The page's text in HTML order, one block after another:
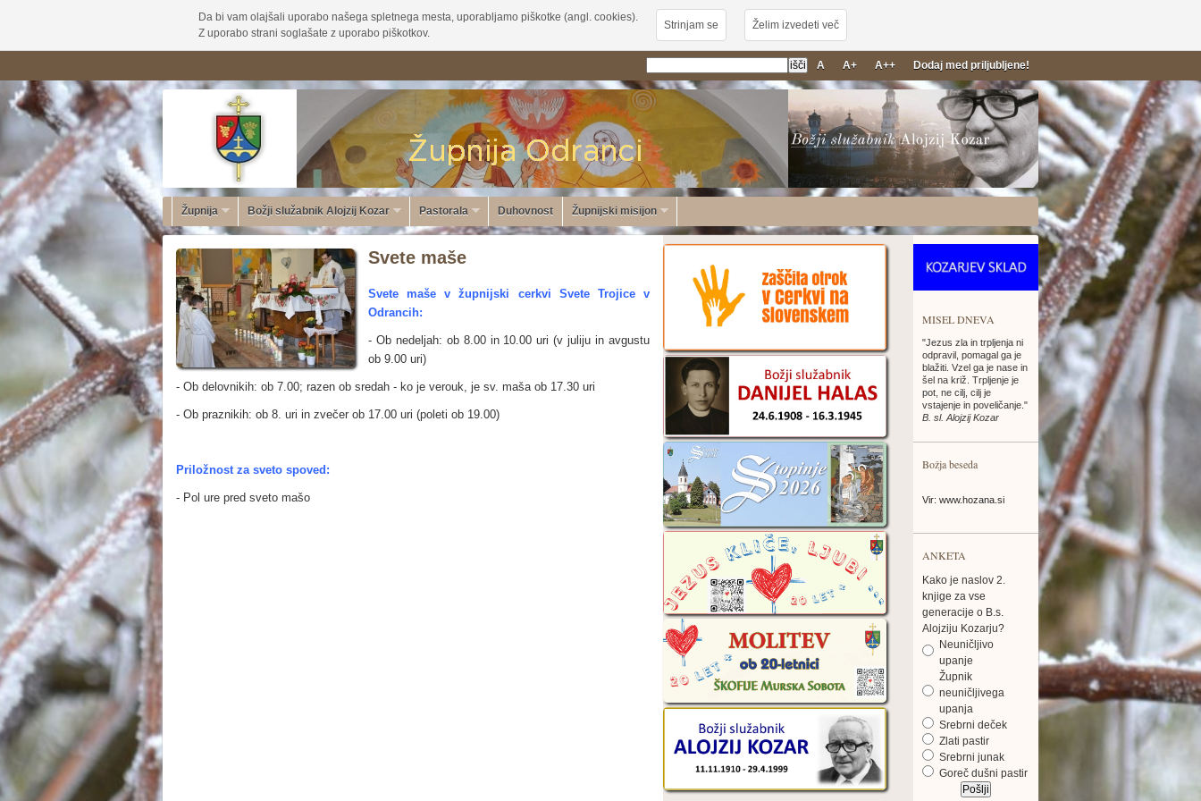
Da bi vam olajšali uporabo našega spletnega mesta, uporabljamo piškotke (angl. cookies).
Z uporabo strani soglašate z uporabo piškotkov.
Strinjam se Želim izvedeti več
A A+ A++ Dodaj med priljubljene!
Župnija Božji služabnik Alojzij Kozar Pastorala Duhovnost Župnijski misijon
MISEL DNEVA
"Jezus zla in trpljenja ni
odpravil, pomagal ga je
blažiti. Vzel ga je nase in
šel na križ. Trpljenje je
pot, ne cilj, cilj je
vstajenje in poveličanje."
B. sl. Alojzij Kozar
Božja beseda
Vir: www.hozana.si
ANKETA
Kako je naslov 2.
knjige za vse
generacije o B.s.
Alojziju Kozarju?
Neuničljivo
upanje
Župnik
neuničljivega
upanja
Srebrni deček
Zlati pastir
Srebrni junak
Goreč dušni pastir
Svete maše
Svete maše v župnijski cerkvi Svete Trojice v
Odrancih:
- Ob nedeljah: ob 8.00 in 10.00 uri (v juliju in avgustu
ob 9.00 uri)
- Ob delovnikih: ob 7.00; razen ob sredah - ko je verouk, je sv. maša ob 17.30 uri
- Ob praznikih: ob 8. uri in zvečer ob 17.00 uri (poleti ob 19.00)
Priložnost za sveto spoved:
- Pol ure pred sveto mašo